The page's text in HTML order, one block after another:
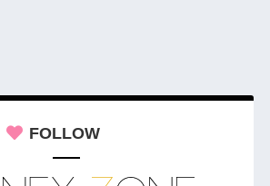
FOLLOW